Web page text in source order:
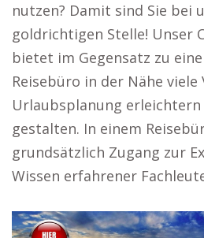
nutzen? Damit sind Sie bei
goldrichtigen Stelle! Unser
bietet im Gegensatz zu
Reisebüro in der Nähe
Urlaubsplanung
gestalten. In einem
grundsätzlich Zugang zur
Wissen erfahrener